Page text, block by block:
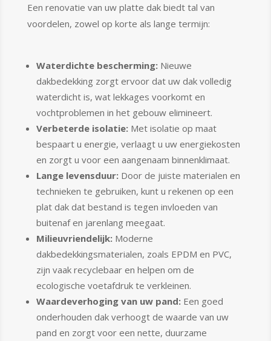
Een renovatie van uw platte dak biedt tal van
voordelen, zowel op korte als lange termijn:
Waterdichte bescherming:Nieuwe
dakbedekking zorgt ervoor dat uw dak volledig
waterdicht is, wat lekkages voorkomt en
vochtproblemen in het gebouw elimineert.
Verbeterde isolatie:Met isolatie op maat
bespaart u energie, verlaagt u uw energiekosten
en zorgt u voor een aangenaam binnenklimaat.
Lange levensduur:Door de juiste materialen en
technieken te gebruiken, kunt u rekenen op een
plat dak dat bestand is tegen invloeden van
buitenaf en jarenlang meegaat.
Milieuvriendelijk:Moderne
dakbedekkingsmaterialen, zoals EPDM en PVC,
zijn vaak recyclebaar en helpen om de
ecologische voetafdruk te verkleinen.
Waardeverhoging van uw pand:Een goed
onderhouden dak verhoogt de waarde van uw
pand en zorgt voor een nette, duurzame